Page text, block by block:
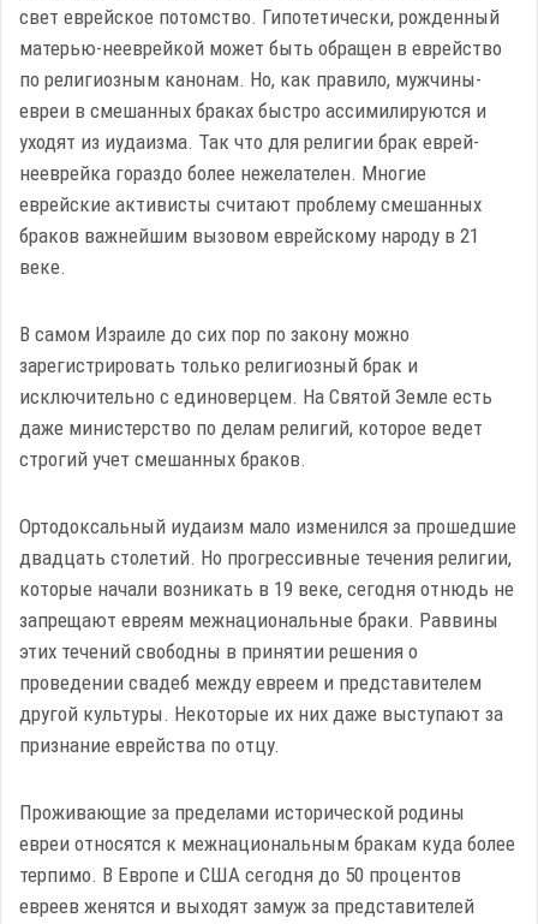
свет еврейское потомство. Гипотетически, рожденный
матерью-нееврейкой может быть обращен в еврейство
по религиозным канонам. Но, как правило, мужчины-
евреи в смешанных браках быстро ассимилируются и
уходят из иудаизма. Так что для религии брак еврей-
нееврейка гораздо более нежелателен. Многие
еврейские активисты считают проблему смешанных
браков важнейшим вызовом еврейскому народу в 21
веке.
В самом Израиле до сих пор по закону можно
зарегистрировать только религиозный брак и
исключительно с единоверцем. На Святой Земле есть
даже министерство по делам религий, которое ведет
строгий учет смешанных браков.
Ортодоксальный иудаизм мало изменился за прошедшие
двадцать столетий. Но прогрессивные течения религии,
которые начали возникать в 19 веке, сегодня отнюдь не
запрещают евреям межнациональные браки. Раввины
этих течений свободны в принятии решения о
проведении свадеб между евреем и представителем
другой культуры. Некоторые их них даже выступают за
признание еврейства по отцу.
Проживающие за пределами исторической родины
евреи относятся к межнациональным бракам куда более
терпимо. В Европе и США сегодня до 50 процентов
евреев женятся и выходят замуж за представителей